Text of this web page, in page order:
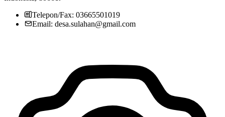
Telepon/Fax: 03665501019
Email: desa.sulahan@gmail.com